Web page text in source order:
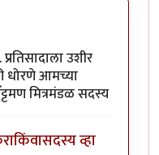
उशीर
धोरणे आमच्या
मित्रमंडळ सदस्य
किंवासदस्य व्हा